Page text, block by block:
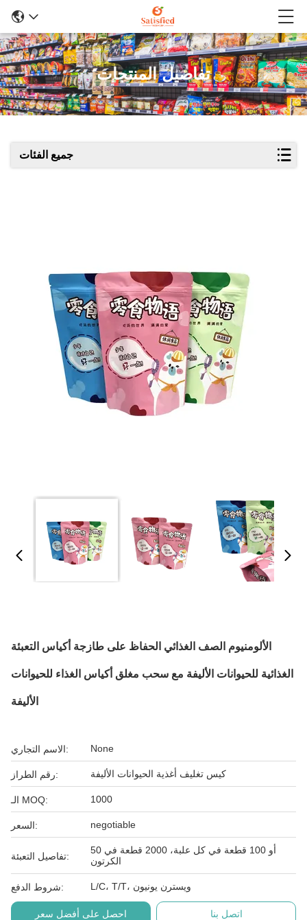
تفاصيل المنتجات
جميع الفئات
الألومنيوم الصف الغذائي الحفاظ على طازجة أكياس التعبئة
الغذائية للحيوانات الأليفة مع سحب مغلق أكياس الغذاء للحيوانات
الأليفة
الاسم التجاري: None
رقم الطراز: كيس تغليف أغذية الحيوانات الأليفة
الـ MOQ: 1000
السعر: negotiable
تفاصيل التعبئة:
50 أو 100 قطعة في كل علبة، 2000 قطعة في
الكرتون
شروط الدفع: L/C، T/T، ويسترن يونيون
احصل على أفضل سعر اتصل بنا